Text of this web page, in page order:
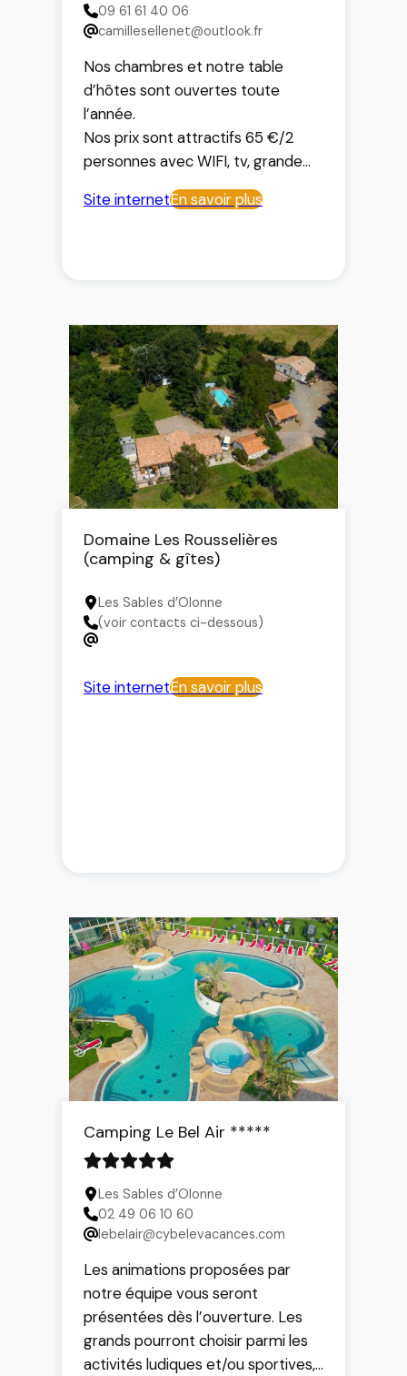
09 61 61 40 06
camillesellenet@outlook.fr
Nos chambres et notre table
d’hôtes sont ouvertes toute
l’année.
Nos prix sont attractifs 65 €/2
personnes avec WIFI, tv, grande
salle de bain (20m²) privative avec
baignoire d’angle.
excusions !!
Notre espace de vie est à
disposition de nos hôtes.
Site internetEn savoir plus
Domaine Les Rousselières
(camping & gîtes)
Les Sables d’Olonne
(voir contacts ci-dessous)
Site internetEn savoir plus
Camping Le Bel Air *****
Les Sables d’Olonne
02 49 06 10 60
lebelair@cybelevacances.com
Les animations proposées par
notre équipe vous seront
présentées dès l’ouverture. Les
grands pourront choisir parmi les
activités ludiques et/ou sportives,